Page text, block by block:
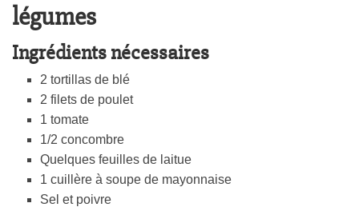
légumes
Ingrédients nécessaires
2 tortillas de blé
2 filets de poulet
1 tomate
1/2 concombre
Quelques feuilles de laitue
1 cuillère à soupe de mayonnaise
Sel et poivre